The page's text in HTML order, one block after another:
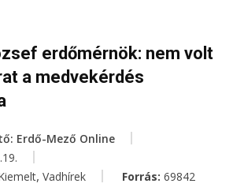
erdőmérnök: nem volt
a medvekérdés
Erdő-Mező Online
, Vadhírek Forrás: 69842